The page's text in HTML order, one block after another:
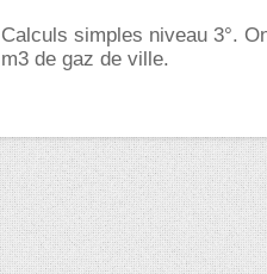
Calculs simples niveau 3°.
m3 de gaz de ville.